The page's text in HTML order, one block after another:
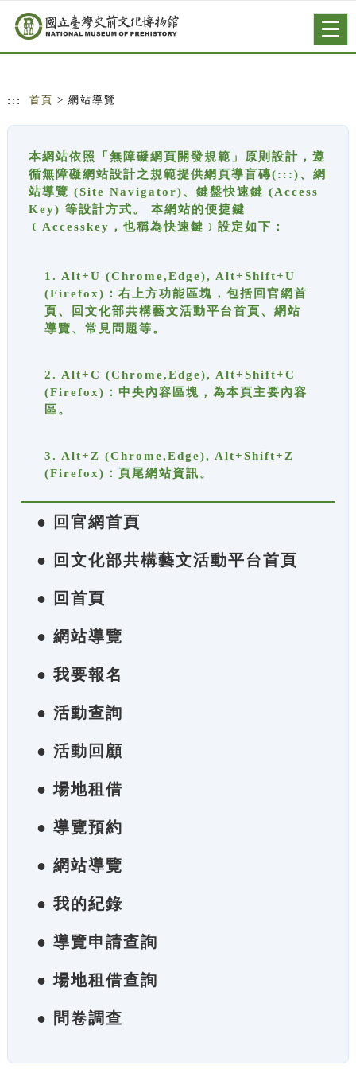
跳到主要內容
網站導覽
::: 首頁 > 網站導覽
本網站依照「無障礙網頁開發規範」原則設計，遵
循無障礙網站設計之規範提供網頁導盲磚(:::)、網
站導覽 (Site Navigator)、鍵盤快速鍵 (Access
Key) 等設計方式。 本網站的便捷鍵
﹝Accesskey，也稱為快速鍵﹞設定如下：
1. Alt+U (Chrome,Edge), Alt+Shift+U
(Firefox)：右上方功能區塊，包括回官網首
頁、回文化部共構藝文活動平台首頁、網站
導覽、常見問題等。
2. Alt+C (Chrome,Edge), Alt+Shift+C
(Firefox)：中央內容區塊，為本頁主要內容
區。
3. Alt+Z (Chrome,Edge), Alt+Shift+Z
(Firefox)：頁尾網站資訊。
● 回官網首頁
● 回文化部共構藝文活動平台首頁
● 回首頁
● 網站導覽
● 我要報名
● 活動查詢
● 活動回顧
● 場地租借
● 導覽預約
● 網站導覽
● 我的紀錄
● 導覽申請查詢
● 場地租借查詢
● 問卷調查